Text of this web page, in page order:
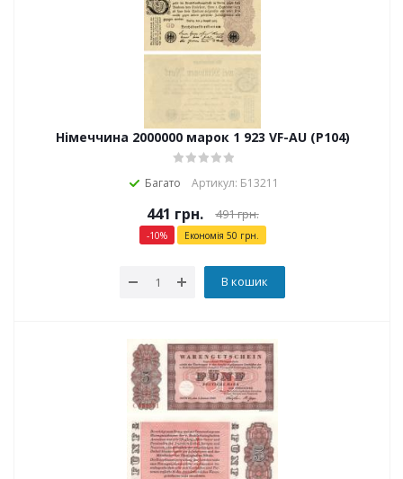
Німеччина 2000000 марок 1 923 VF-AU (P104)
Багато Артикул: Б13211
441 грн. 491грн.
-10% Економія 50 грн.
В кошик